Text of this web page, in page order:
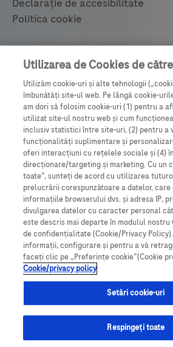
Roche România SRL, Bulevardul
Clădirea Ana Tower, Recepție - etaj
Sector 1, București, România,
Tel.:021-206.47.01, Fax: 021-
romania.info@roche.com;
Vă puteți abona la
Pentru a fi primul care află
despre produsele și serviciile
conferințe științifice, noutăți și
medicale.
Abonare la newsletter t
Utilizarea de Cookies de
Utilizăm cookie-uri și alte tehnologii
îmbunătăți site-ul web. Pe lângă cookie-
am dori să folosim cookie-uri (1) pentru a
utilizat site-ul nostru web și cum
inclusiv statistici între site-uri, (2) pentru a
funcționalități suplimentare și
oferi interacțiuni cu rețelele sociale și (4)
direcționare/targeting și marketing. Cu un
toate”, sunteți de acord cu utilizarea
prelucrării corespunzătoare a datelor,
informațiile browserului dvs. și adresa IP,
divulgarea datelor cu caracter personal
este descris mai departe în modulul nostru
de confidențialitate (Cookie/Privacy
informații, configurare și pentru a vă
faceți clic pe „Preferințe cookie”(Cookie
Cookie/privacy policy
Setări cookie-uri
Respingeți toate